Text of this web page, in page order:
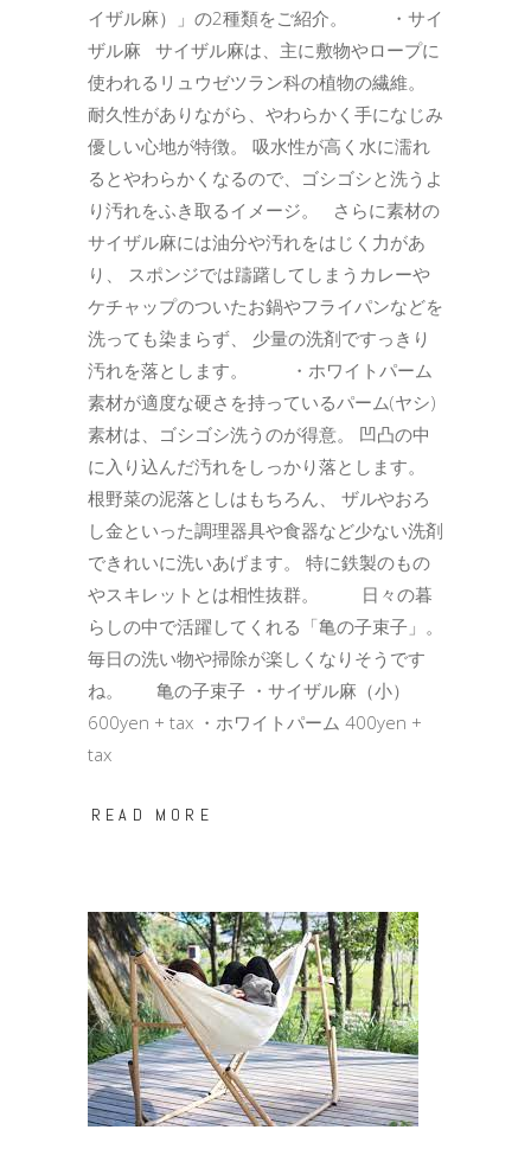
イザル麻）」の2種類をご紹介。 ・サイ
ザル麻 サイザル麻は、主に敷物やロープに
使われるリュウゼツラン科の植物の繊維。
耐久性がありながら、やわらかく手になじみ
優しい心地が特徴。 吸水性が高く水に濡れ
るとやわらかくなるので、ゴシゴシと洗うよ
り汚れをふき取るイメージ。 さらに素材の
サイザル麻には油分や汚れをはじく力があ
り、 スポンジでは躊躇してしまうカレーや
ケチャップのついたお鍋やフライパンなどを
洗っても染まらず、 少量の洗剤ですっきり
汚れを落とします。 ・ホワイトパーム
素材が適度な硬さを持っているパーム(ヤシ)
素材は、ゴシゴシ洗うのが得意。 凹凸の中
に入り込んだ汚れをしっかり落とします。
根野菜の泥落としはもちろん、 ザルやおろ
し金といった調理器具や食器など少ない洗剤
できれいに洗いあげます。 特に鉄製のもの
やスキレットとは相性抜群。 日々の暮
らしの中で活躍してくれる「亀の子束子」。
毎日の洗い物や掃除が楽しくなりそうです
ね。 亀の子束子 ・サイザル麻（小）
600yen + tax ・ホワイトパーム 400yen +
tax
READ MORE